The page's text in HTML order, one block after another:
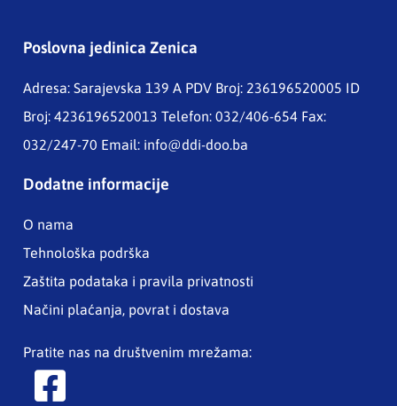
Poslovna jedinica Zenica
Adresa: Sarajevska 139 A PDV Broj: 236196520005 ID
Broj: 4236196520013 Telefon: 032/406-654 Fax:
032/247-70 Email: info@ddi-doo.ba
Dodatne informacije
O nama
Tehnološka podrška
Zaštita podataka i pravila privatnosti
Načini plaćanja, povrat i dostava
Pratite nas na društvenim mrežama: